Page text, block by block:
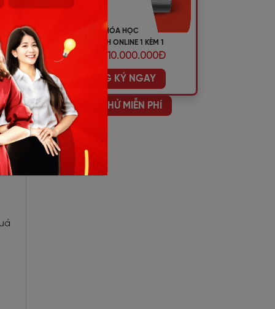
KHÓA HỌC
TIẾNG ANH ONLINE 1 KÈM 1
ƯU ĐÃI 10.000.000Đ
ĐĂNG KÝ NGAY
HỌC THỬ MIỄN PHÍ